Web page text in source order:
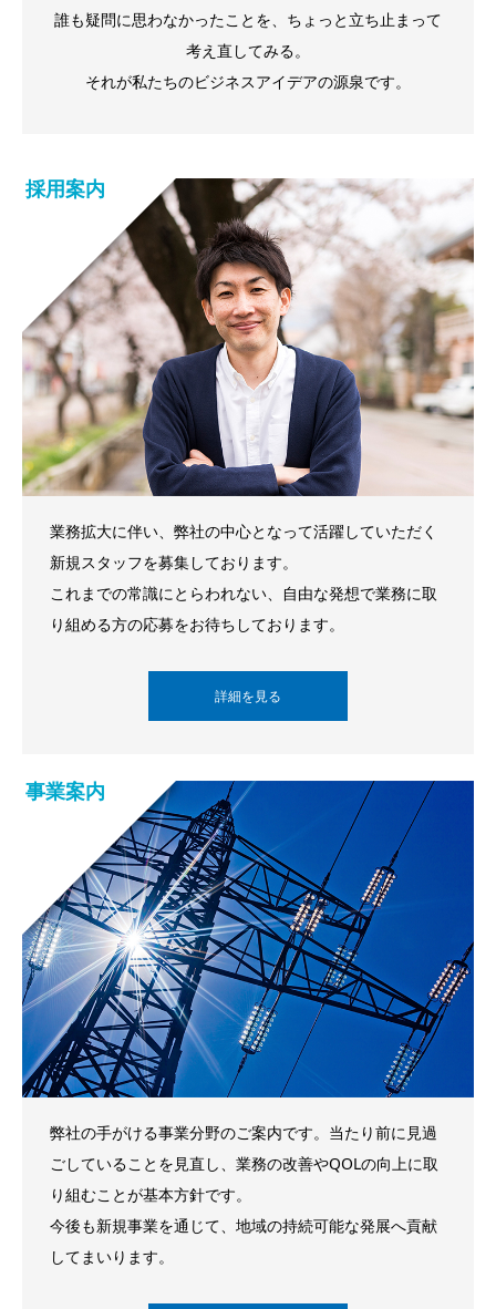
誰も疑問に思わなかったことを、ちょっと立ち止まって
考え直してみる。
それが私たちのビジネスアイデアの源泉です。
採用案内
業務拡大に伴い、弊社の中心となって活躍していただく
新規スタッフを募集しております。
これまでの常識にとらわれない、自由な発想で業務に取
り組める方の応募をお待ちしております。
詳細を見る
事業案内
弊社の手がける事業分野のご案内です。当たり前に見過
ごしていることを見直し、業務の改善やQOLの向上に取
り組むことが基本方針です。
今後も新規事業を通じて、地域の持続可能な発展へ貢献
してまいります。